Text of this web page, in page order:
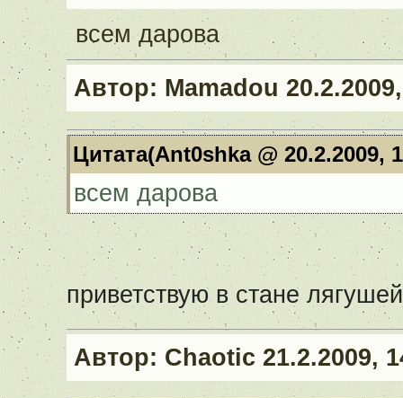
всем дарова
Автор: Mamadou
Цитата(Ant0shka @ 20.2.2009,
всем дарова
приветствую в стане
Автор: Chaotic 21.2.2009,